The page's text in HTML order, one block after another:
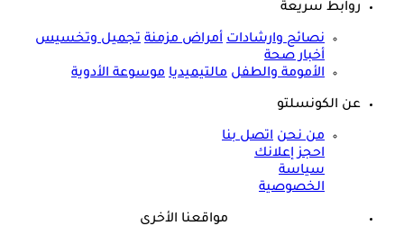
روابط سريعة
نصائح وارشادات أمراض مزمنة تجميل وتخسيس
أخبار صحة
الأمومة والطفل مالتيميديا موسوعة الأدوية
عن الكونسلتو
من نحن اتصل بنا
احجز إعلانك
سياسة
الخصوصية
مواقعنا الأخرى